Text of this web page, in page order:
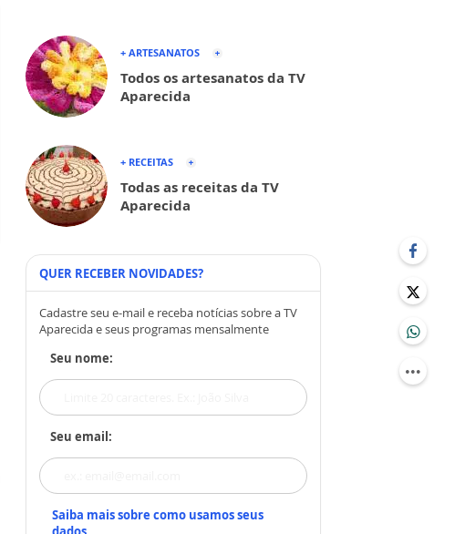
+ ARTESANATOS
Todos os artesanatos da TV
Aparecida
+ RECEITAS
Todas as receitas da TV
Aparecida
QUER RECEBER NOVIDADES?
Cadastre seu e-mail e receba notícias sobre a TV
Aparecida e seus programas mensalmente
Seu nome:
Seu email:
Saiba mais sobre como usamos seus